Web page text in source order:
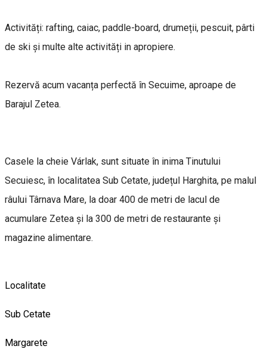
Activități: rafting, caiac, paddle-board, drumeții, pescuit, pârti
de ski și multe alte activități in apropiere.
Rezervă acum vacanța perfectă în Secuime, aproape de
Barajul Zetea.
Casele la cheie Várlak, sunt situate în inima Tinutului
Secuiesc, în localitatea Sub Cetate, județul Harghita, pe malul
râului Târnava Mare, la doar 400 de metri de lacul de
acumulare Zetea și la 300 de metri de restaurante și
magazine alimentare.
Localitate
Sub Cetate
Margarete